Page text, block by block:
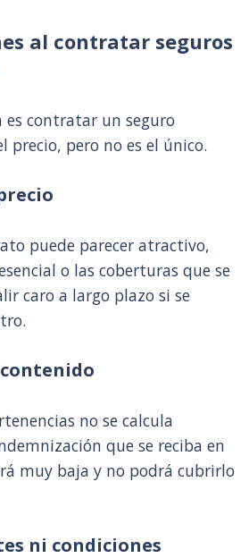
al contratar seguros
es contratar un seguro
precio, pero no es el único.
puede parecer atractivo,
o las coberturas que se
caro a largo plazo si se
no se calcula
que se reciba en
muy baja y no podrá cubrirlo
ni condiciones